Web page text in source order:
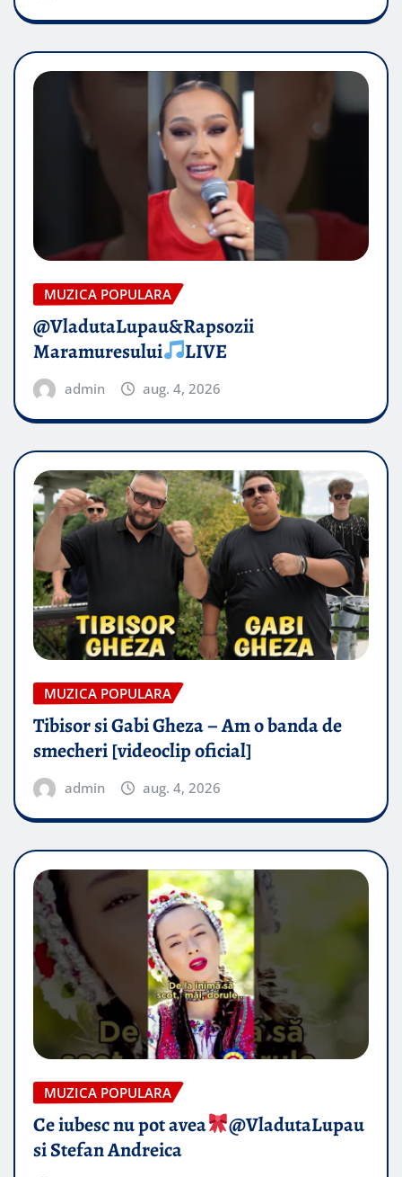
MUZICA POPULARA
@VladutaLupau&Rapsozii
Maramuresului
LIVE
admin aug. 4, 2026
MUZICA POPULARA
Tibisor si Gabi Gheza – Am o banda de
smecheri [videoclip oficial]
admin aug. 4, 2026
MUZICA POPULARA
Ce iubesc nu pot avea
​@VladutaLupau
si Stefan Andreica